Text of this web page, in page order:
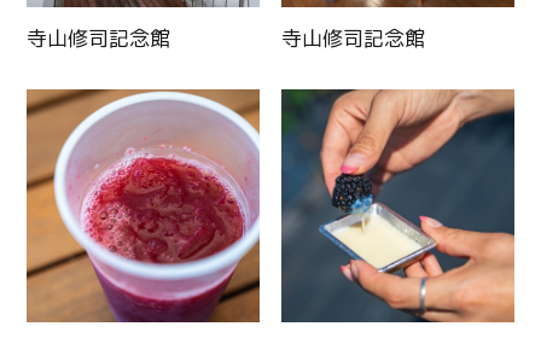
寺山修司記念館 寺山修司記念館